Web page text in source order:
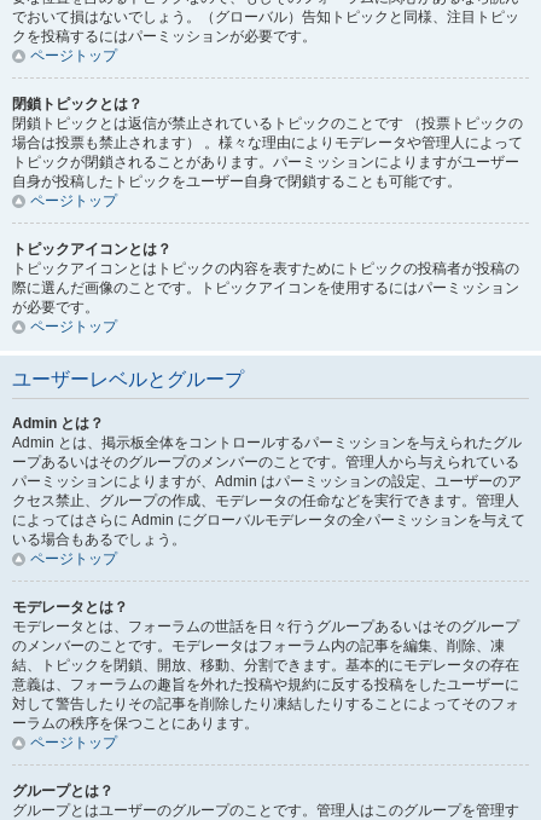
でおいて損はないでしょう。（グローバル）告知トピックと同様、注目トピッ
クを投稿するにはパーミッションが必要です。
ページトップ
閉鎖トピックとは？
閉鎖トピックとは返信が禁止されているトピックのことです （投票トピックの
場合は投票も禁止されます） 。様々な理由によりモデレータや管理人によって
トピックが閉鎖されることがあります。パーミッションによりますがユーザー
自身が投稿したトピックをユーザー自身で閉鎖することも可能です。
ページトップ
トピックアイコンとは？
トピックアイコンとはトピックの内容を表すためにトピックの投稿者が投稿の
際に選んだ画像のことです。トピックアイコンを使用するにはパーミッション
が必要です。
ページトップ
ユーザーレベルとグループ
Admin とは？
Admin とは、掲示板全体をコントロールするパーミッションを与えられたグル
ープあるいはそのグループのメンバーのことです。管理人から与えられている
パーミッションによりますが、Admin はパーミッションの設定、ユーザーのア
クセス禁止、グループの作成、モデレータの任命などを実行できます。管理人
によってはさらに Admin にグローバルモデレータの全パーミッションを与えて
いる場合もあるでしょう。
ページトップ
モデレータとは？
モデレータとは、フォーラムの世話を日々行うグループあるいはそのグループ
のメンバーのことです。モデレータはフォーラム内の記事を編集、削除、凍
結、トピックを閉鎖、開放、移動、分割できます。基本的にモデレータの存在
意義は、フォーラムの趣旨を外れた投稿や規約に反する投稿をしたユーザーに
対して警告したりその記事を削除したり凍結したりすることによってそのフォ
ーラムの秩序を保つことにあります。
ページトップ
グループとは？
グループとはユーザーのグループのことです。管理人はこのグループを管理す